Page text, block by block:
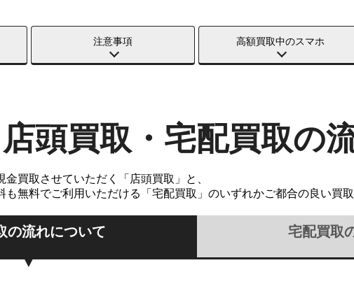
注意事項 高額買取中のスマホ
店頭買取・宅配買取の
買取させていただく「店頭買取」と、
も無料でご利用いただける「宅配買取」のいずれかご都合の良い買
の流れについて 宅配買取